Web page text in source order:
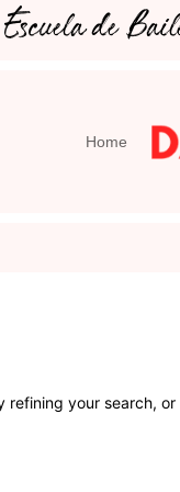
Escuela de
Home
your search,